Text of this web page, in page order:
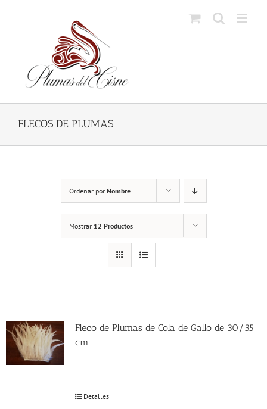
FLECOS DE PLUMAS
Ordenar por Nombre
Mostrar 12 Productos
Fleco de Plumas de Cola de Gallo de 30/35
cm
Detalles